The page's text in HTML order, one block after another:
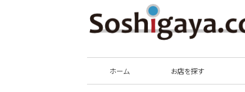
ホーム お店を探す